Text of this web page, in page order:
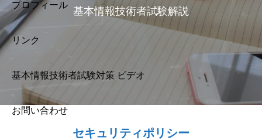
プロフィール
リンク
基本情報技術者試験対策 ビデオ
お問い合わせ
基本情報技術者試験解説
セキュリティポリシー